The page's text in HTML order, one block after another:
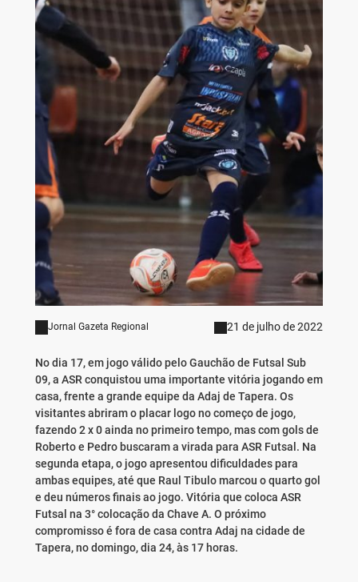
Jornal Gazeta Regional 21 de julho de 2022
No dia 17, em jogo válido pelo Gauchão de Futsal Sub
09, a ASR conquistou uma importante vitória jogando em
casa, frente a grande equipe da Adaj de Tapera. Os
visitantes abriram o placar logo no começo de jogo,
fazendo 2 x 0 ainda no primeiro tempo, mas com gols de
Roberto e Pedro buscaram a virada para ASR Futsal. Na
segunda etapa, o jogo apresentou dificuldades para
ambas equipes, até que Raul Tibulo marcou o quarto gol
e deu números finais ao jogo. Vitória que coloca ASR
Futsal na 3° colocação da Chave A. O próximo
compromisso é fora de casa contra Adaj na cidade de
Tapera, no domingo, dia 24, às 17 horas.